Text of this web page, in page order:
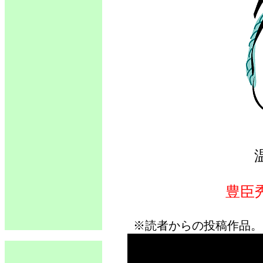
豊臣
※読者からの投稿作品